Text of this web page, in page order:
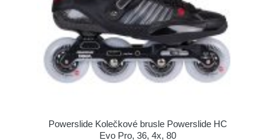
Powerslide Kolečkové brusle Powerslide HC
Evo Pro, 36, 4x, 80